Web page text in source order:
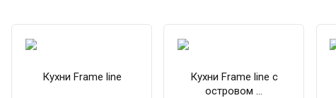
Кухни Frame line
Кухни Frame line с
островом ...